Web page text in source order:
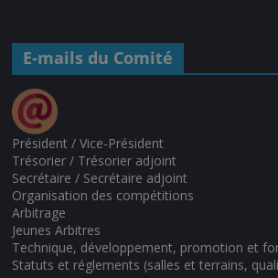
E-mails du Comité
Président / Vice-Président
Trésorier / Trésorier adjoint
Secrétaire / Secrétaire adjoint
Organisation des compétitions
Arbitrage
Jeunes Arbitres
Technique, développement, promotion et
Statuts et réglements (salles et terrains,